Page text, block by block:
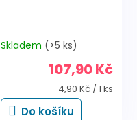
Skladem (>5 ks)
107,90 Kč
Měrná
cena:
4,90 Kč / 1 ks
Do košíku